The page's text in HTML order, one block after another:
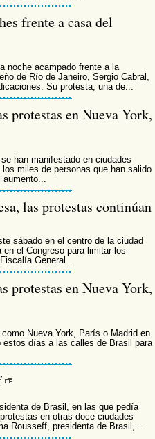
frente a casa del
noche acampado frente a la
de Río de Janeiro, Sergio Cabral,
Su protesta, una de...
protestas en Nueva York,
han manifestado en ciudades
miles de personas que han salido
las protestas continúan
sábado en el centro de la ciudad
el Congreso para limitar los
General...
protestas en Nueva York,
Nueva York, París o Madrid en
días a las calles de Brasil para
de Brasil, en las que pedía
en otras doce ciudades
Rousseff, presidenta de Brasil,...